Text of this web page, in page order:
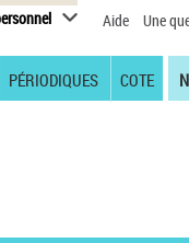
Aide Une
PÉRIODIQUES COTE